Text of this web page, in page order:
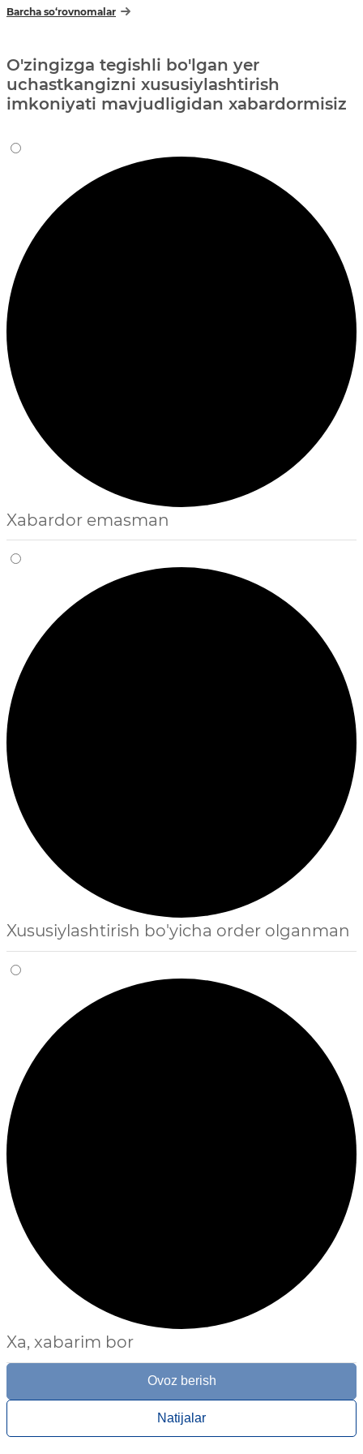
Barcha so‘rovnomalar
O'zingizga tegishli bo'lgan yer
uchastkangizni xususiylashtirish
imkoniyati mavjudligidan xabardormisiz
Xabardor emasman
Xususiylashtirish bo'yicha order olganman
Xa, xabarim bor
Ovoz berish
Natijalar